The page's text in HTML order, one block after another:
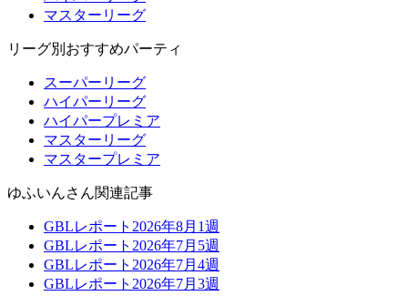
マスターリーグ
リーグ別おすすめパーティ
スーパーリーグ
ハイパーリーグ
ハイパープレミア
マスターリーグ
マスタープレミア
ゆふいんさん関連記事
GBLレポート2026年8月1週
GBLレポート2026年7月5週
GBLレポート2026年7月4週
GBLレポート2026年7月3週